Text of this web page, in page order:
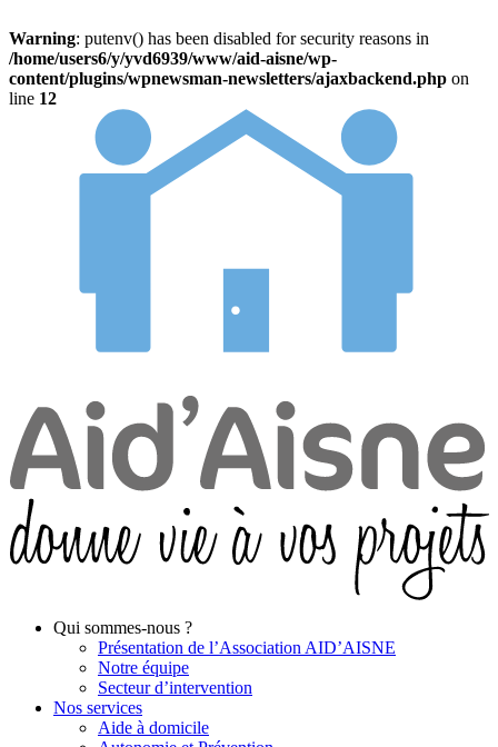
Warning: putenv() has been disabled for security reasons in
/home/users6/y/yvd6939/www/aid-aisne/wp-
content/plugins/wpnewsman-newsletters/ajaxbackend.php on
line 12
Qui sommes-nous ?
Présentation de l’Association AID’AISNE
Notre équipe
Secteur d’intervention
Nos services
Aide à domicile